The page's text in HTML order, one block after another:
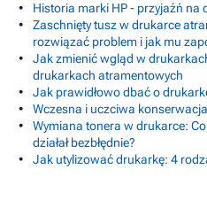
Historia marki HP - przyjaźń na
Zaschnięty tusz w drukarce
rozwiązać problem i jak mu
Jak zmienić wgląd w
drukarkach atramentowych
Jak prawidłowo dbać o
Wczesna i uczciwa
Wymiana tonera w drukarce:
działał bezbłędnie?
Jak utylizować drukarkę: 4